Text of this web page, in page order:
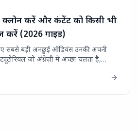
करें और कंटेंट को किसी भी
करें (2026 गाइड)
सबसे बड़ी अनछुई ऑडियंस उनकी अपनी
जो अंग्रेज़ी में अच्छा चलता है,